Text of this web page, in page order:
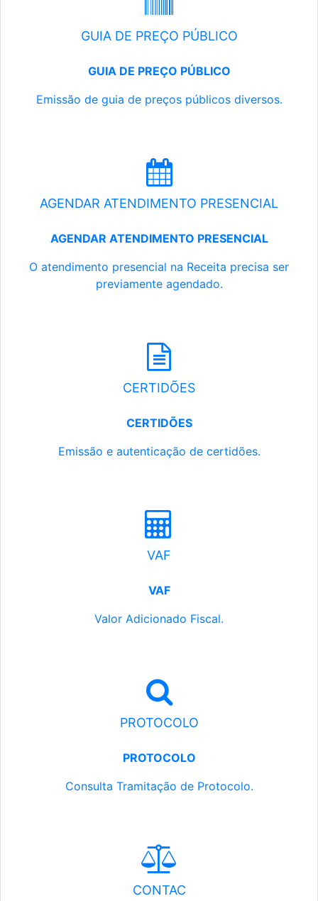
GUIA DE PREÇO PÚBLICO
GUIA DE PREÇO PÚBLICO
Emissão de guia de preços públicos diversos.
AGENDAR ATENDIMENTO PRESENCIAL
AGENDAR ATENDIMENTO PRESENCIAL
O atendimento presencial na Receita precisa ser
previamente agendado.
CERTIDÕES
CERTIDÕES
Emissão e autenticação de certidões.
VAF
VAF
Valor Adicionado Fiscal.
PROTOCOLO
PROTOCOLO
Consulta Tramitação de Protocolo.
CONTAC